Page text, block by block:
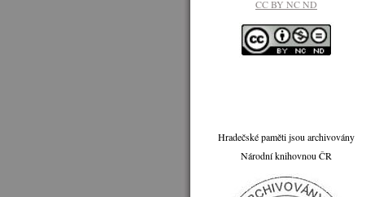
CC BY NC ND
Hradečské paměti jsou archivovány
Národní knihovnou ČR